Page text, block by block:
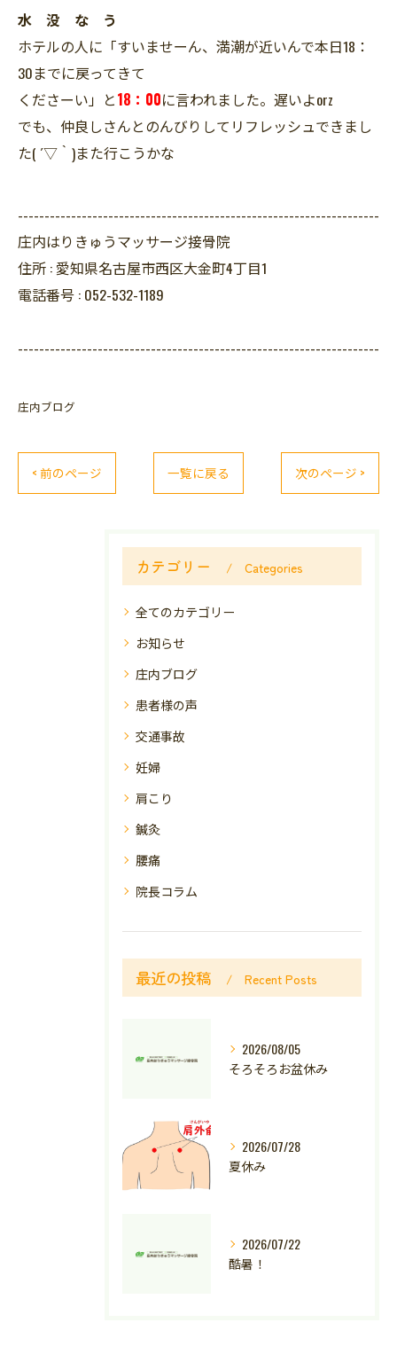
水 没 な う
ホテルの人に「すいませーん、満潮が近いんで本日18：
30までに戻ってきて
くださーい」と18：00に言われました。遅いよorz
でも、仲良しさんとのんびりしてリフレッシュできまし
た( ´▽｀)また行こうかな
--------------------------------------------------------------------
庄内はりきゅうマッサージ接骨院
住所 : 愛知県名古屋市西区大金町4丁目1
電話番号 : 052-532-1189
--------------------------------------------------------------------
庄内ブログ
< 前のページ 一覧に戻る 次のページ >
カテゴリー Categories
全てのカテゴリー
お知らせ
庄内ブログ
患者様の声
交通事故
妊婦
肩こり
鍼灸
腰痛
院長コラム
最近の投稿 Recent Posts
2026/08/05
そろそろお盆休み
2026/07/28
夏休み
2026/07/22
酷暑！